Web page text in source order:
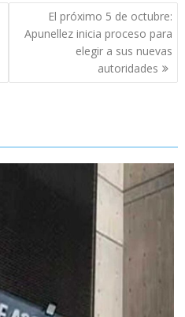
El próximo 5 de octubre:
Apunellez inicia proceso para
elegir a sus nuevas
autoridades